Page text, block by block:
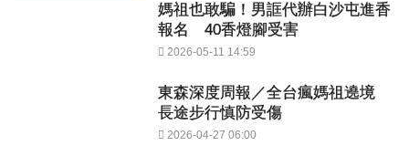
媽祖也敢騙！男誆代辦白沙屯進香
報名 40香燈腳受害
2026-05-11 14:59
東森深度周報／全台瘋媽祖遶境
長途步行慎防受傷
2026-04-27 06:00